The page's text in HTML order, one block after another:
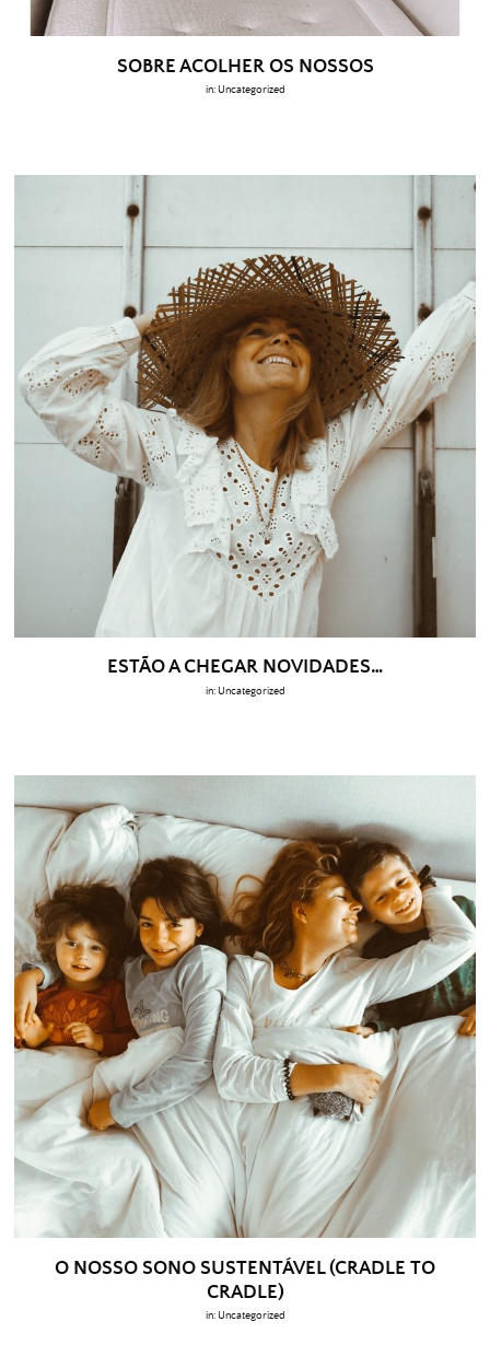
SOBRE ACOLHER OS NOSSOS
in: Uncategorized
ESTÃO A CHEGAR NOVIDADES…
in: Uncategorized
O NOSSO SONO SUSTENTÁVEL (CRADLE TO
CRADLE)
in: Uncategorized